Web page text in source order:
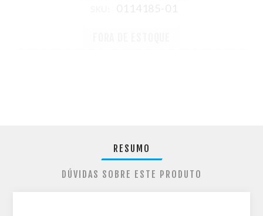
RESUMO
DÚVIDAS SOBRE ESTE PRODUTO